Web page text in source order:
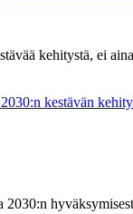
kehitystä, ei